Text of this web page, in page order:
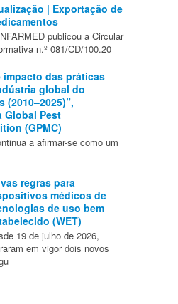
| Exportação de
publicou a Circular
n.º 081/CD/100.20
impacto das práticas
global do
Global Pest
(GPMC)
a afirmar-se como um
regras para
médicos de
de uso bem
(WET)
19 de julho de 2026,
em vigor dois novos